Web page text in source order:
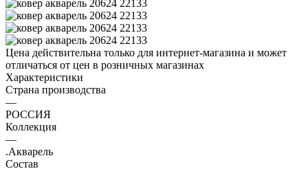
Цена действительна только для интернет-магазина и может
отличаться от цен в розничных магазинах
Характеристики
Страна производства
—
РОССИЯ
Коллекция
—
.Акварель
Состав